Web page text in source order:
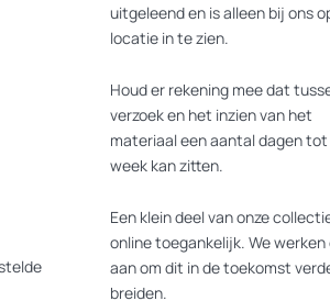
How We Behave / An Archive of Radical
van het zelf’ als uitgangspunt, wordt
uitgeleend en is alleen bij ons
locatie in te zien.
Houd er rekening mee dat
verzoek en het inzien van het
materiaal een aantal dagen
week kan zitten.
Een klein deel van onze
online toegankelijk. We werken
aan om dit in de toekomst
breiden.